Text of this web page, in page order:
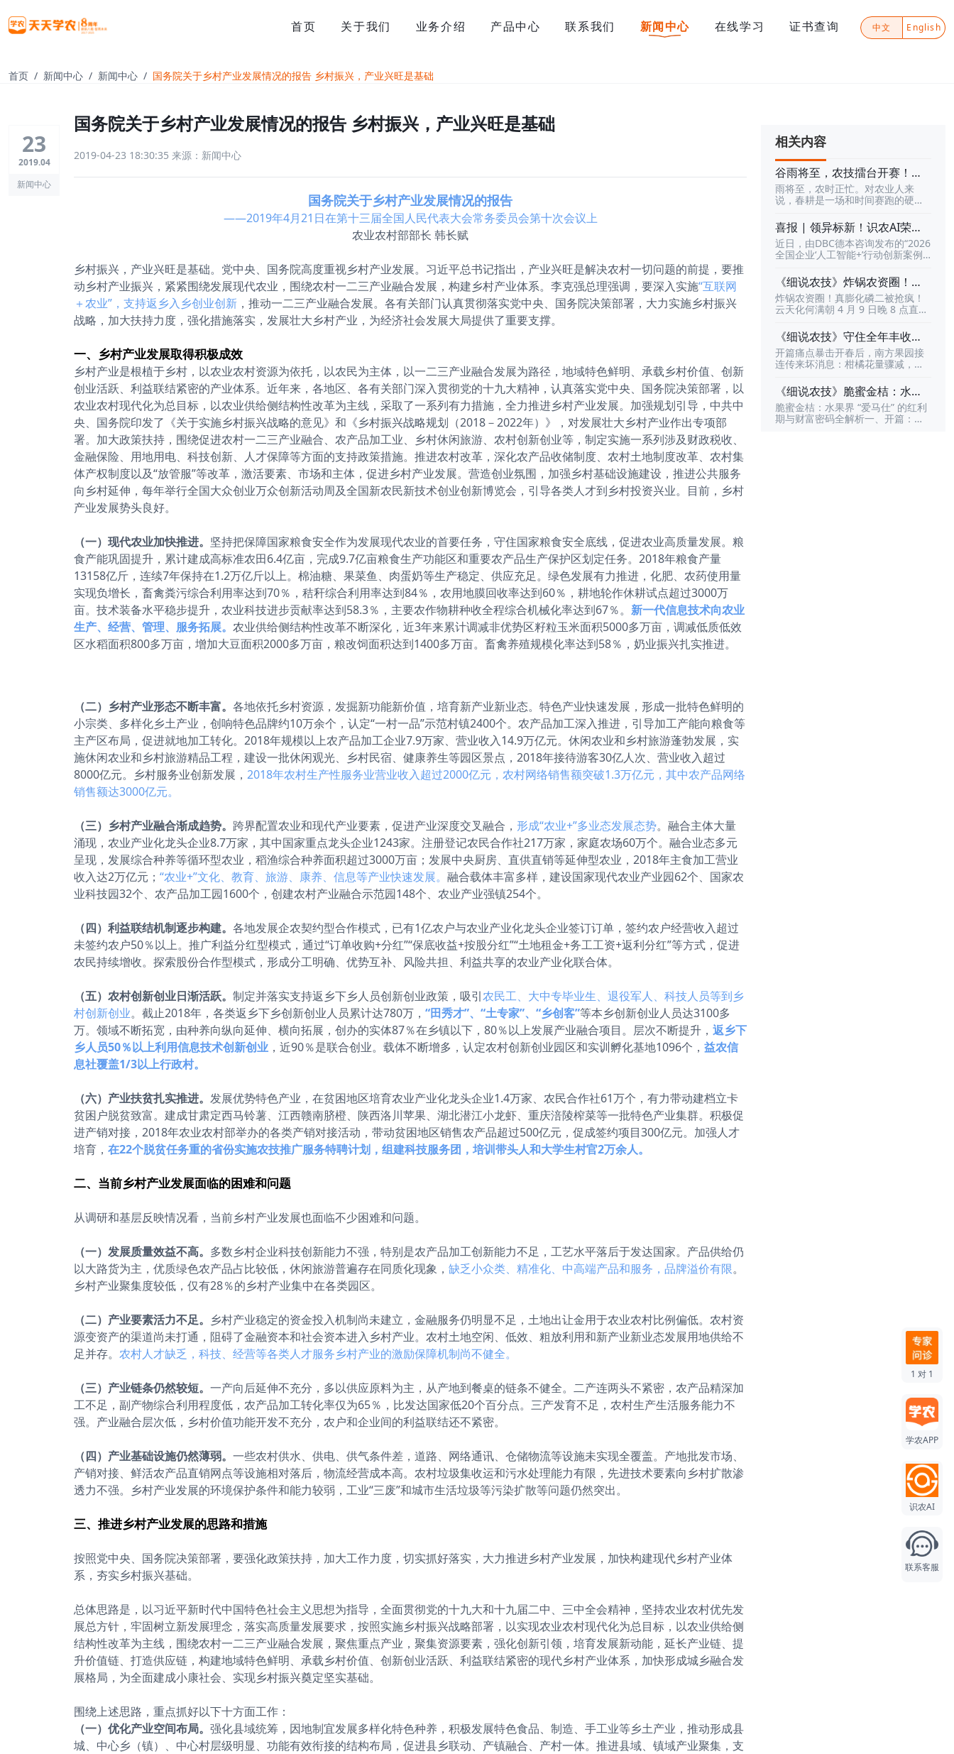
首页 关于我们 业务介绍 产品中心 联系我们 新闻中心 在线学习 证书查询 中文 English
首页 新闻中心 新闻中心 国务院关于乡村产业发展情况的报告 乡村振兴，产业兴旺是基础
23
2019.04
新闻中心
国务院关于乡村产业发展情况的报告 乡村振兴，产业兴旺是基础
2019-04-23 18:30:35 来源：新闻中心
国务院关于乡村产业发展情况的报告
——2019年4月21日在第十三届全国人民代表大会常务委员会第十次会议上
农业农村部部长 韩长赋
乡村振兴，产业兴旺是基础。党中央、国务院高度重视乡村产业发展。习近平总书记指出，产业兴旺是解决农村一切问题的前提，要推
动乡村产业振兴，紧紧围绕发展现代农业，围绕农村一二三产业融合发展，构建乡村产业体系。李克强总理强调，要深入实施“互联网
＋农业”，支持返乡入乡创业创新 ，推动一二三产业融合发展。各有关部门认真贯彻落实党中央、国务院决策部署，大力实施乡村振兴
战略，加大扶持力度，强化措施落实，发展壮大乡村产业，为经济社会发展大局提供了重要支撑。
一、乡村产业发展取得积极成效
乡村产业是根植于乡村，以农业农村资源为依托，以农民为主体，以一二三产业融合发展为路径，地域特色鲜明、承载乡村价值、创新
创业活跃、利益联结紧密的产业体系。近年来，各地区、各有关部门深入贯彻党的十九大精神，认真落实党中央、国务院决策部署，以
农业农村现代化为总目标，以农业供给侧结构性改革为主线，采取了一系列有力措施，全力推进乡村产业发展。加强规划引导，中共中
央、国务院印发了《关于实施乡村振兴战略的意见》和《乡村振兴战略规划（2018－2022年）》，对发展壮大乡村产业作出专项部
署。加大政策扶持，围绕促进农村一二三产业融合、农产品加工业、乡村休闲旅游、农村创新创业等，制定实施一系列涉及财政税收、
金融保险、用地用电、科技创新、人才保障等方面的支持政策措施。推进农村改革，深化农产品收储制度、农村土地制度改革、农村集
体产权制度以及“放管服”等改革，激活要素、市场和主体，促进乡村产业发展。营造创业氛围，加强乡村基础设施建设，推进公共服务
向乡村延伸，每年举行全国大众创业万众创新活动周及全国新农民新技术创业创新博览会，引导各类人才到乡村投资兴业。目前，乡村
产业发展势头良好。
（一）现代农业加快推进。 坚持把保障国家粮食安全作为发展现代农业的首要任务，守住国家粮食安全底线，促进农业高质量发展。粮
食产能巩固提升，累计建成高标准农田6.4亿亩，完成9.7亿亩粮食生产功能区和重要农产品生产保护区划定任务。2018年粮食产量
13158亿斤，连续7年保持在1.2万亿斤以上。棉油糖、果菜鱼、肉蛋奶等生产稳定、供应充足。绿色发展有力推进，化肥、农药使用量
实现负增长，畜禽粪污综合利用率达到70％，秸秆综合利用率达到84％，农用地膜回收率达到60％，耕地轮作休耕试点超过3000万
亩。技术装备水平稳步提升，农业科技进步贡献率达到58.3％，主要农作物耕种收全程综合机械化率达到67％。 新一代信息技术向农业
生产、经营、管理、服务拓展。 农业供给侧结构性改革不断深化，近3年来累计调减非优势区籽粒玉米面积5000多万亩，调减低质低效
区水稻面积800多万亩，增加大豆面积2000多万亩，粮改饲面积达到1400多万亩。畜禽养殖规模化率达到58％，奶业振兴扎实推进。
（二）乡村产业形态不断丰富。 各地依托乡村资源，发掘新功能新价值，培育新产业新业态。特色产业快速发展，形成一批特色鲜明的
小宗类、多样化乡土产业，创响特色品牌约10万余个，认定“一村一品”示范村镇2400个。农产品加工深入推进，引导加工产能向粮食等
主产区布局，促进就地加工转化。2018年规模以上农产品加工企业7.9万家、营业收入14.9万亿元。休闲农业和乡村旅游蓬勃发展，实
施休闲农业和乡村旅游精品工程，建设一批休闲观光、乡村民宿、健康养生等园区景点，2018年接待游客30亿人次、营业收入超过
8000亿元。乡村服务业创新发展， 2018年农村生产性服务业营业收入超过2000亿元，农村网络销售额突破1.3万亿元，其中农产品网络
销售额达3000亿元。
（三）乡村产业融合渐成趋势。 跨界配置农业和现代产业要素，促进产业深度交叉融合， 形成“农业+”多业态发展态势。融合主体大量
涌现，农业产业化龙头企业8.7万家，其中国家重点龙头企业1243家。注册登记农民合作社217万家，家庭农场60万个。融合业态多元
呈现，发展综合种养等循环型农业，稻渔综合种养面积超过3000万亩；发展中央厨房、直供直销等延伸型农业，2018年主食加工营业
收入达2万亿元； “农业+”文化、教育、旅游、康养、信息等产业快速发展。 融合载体丰富多样，建设国家现代农业产业园62个、国家农
业科技园32个、农产品加工园1600个，创建农村产业融合示范园148个、农业产业强镇254个。
（四）利益联结机制逐步构建。 各地发展企农契约型合作模式，已有1亿农户与农业产业化龙头企业签订订单，签约农户经营收入超过
未签约农户50％以上。推广利益分红型模式，通过“订单收购+分红”“保底收益+按股分红”“土地租金+务工工资+返利分红”等方式，促进
农民持续增收。探索股份合作型模式，形成分工明确、优势互补、风险共担、利益共享的农业产业化联合体。
（五）农村创新创业日渐活跃。 制定并落实支持返乡下乡人员创新创业政策，吸引农民工、大中专毕业生、退役军人、科技人员等到乡
村创新创业。截止2018年，各类返乡下乡创新创业人员累计达780万， “田秀才”、“土专家”、“乡创客”等本乡创新创业人员达3100多
万。领域不断拓宽，由种养向纵向延伸、横向拓展，创办的实体87％在乡镇以下，80％以上发展产业融合项目。层次不断提升， 返乡下
乡人员50％以上利用信息技术创新创业 ，近90％是联合创业。载体不断增多，认定农村创新创业园区和实训孵化基地1096个， 益农信
息社覆盖1/3以上行政村。
（六）产业扶贫扎实推进。 发展优势特色产业，在贫困地区培育农业产业化龙头企业1.4万家、农民合作社61万个，有力带动建档立卡
贫困户脱贫致富。建成甘肃定西马铃薯、江西赣南脐橙、陕西洛川苹果、湖北潜江小龙虾、重庆涪陵榨菜等一批特色产业集群。积极促
进产销对接，2018年农业农村部举办的各类产销对接活动，带动贫困地区销售农产品超过500亿元，促成签约项目300亿元。加强人才
培育， 在22个脱贫任务重的省份实施农技推广服务特聘计划，组建科技服务团，培训带头人和大学生村官2万余人。
二、当前乡村产业发展面临的困难和问题
从调研和基层反映情况看，当前乡村产业发展也面临不少困难和问题。
（一）发展质量效益不高。 多数乡村企业科技创新能力不强，特别是农产品加工创新能力不足，工艺水平落后于发达国家。产品供给仍
以大路货为主，优质绿色农产品占比较低，休闲旅游普遍存在同质化现象， 缺乏小众类、精准化、中高端产品和服务，品牌溢价有限。
乡村产业聚集度较低，仅有28％的乡村产业集中在各类园区。
（二）产业要素活力不足。 乡村产业稳定的资金投入机制尚未建立，金融服务仍明显不足，土地出让金用于农业农村比例偏低。农村资
源变资产的渠道尚未打通，阻碍了金融资本和社会资本进入乡村产业。农村土地空闲、低效、粗放利用和新产业新业态发展用地供给不
足并存。 农村人才缺乏，科技、经营等各类人才服务乡村产业的激励保障机制尚不健全。
（三）产业链条仍然较短。 一产向后延伸不充分，多以供应原料为主，从产地到餐桌的链条不健全。二产连两头不紧密，农产品精深加
工不足，副产物综合利用程度低，农产品加工转化率仅为65％，比发达国家低20个百分点。三产发育不足，农村生产生活服务能力不
强。产业融合层次低，乡村价值功能开发不充分，农户和企业间的利益联结还不紧密。
（四）产业基础设施仍然薄弱。 一些农村供水、供电、供气条件差，道路、网络通讯、仓储物流等设施未实现全覆盖。产地批发市场、
产销对接、鲜活农产品直销网点等设施相对落后，物流经营成本高。农村垃圾集收运和污水处理能力有限，先进技术要素向乡村扩散渗
透力不强。乡村产业发展的环境保护条件和能力较弱，工业“三废”和城市生活垃圾等污染扩散等问题仍然突出。
三、推进乡村产业发展的思路和措施
按照党中央、国务院决策部署，要强化政策扶持，加大工作力度，切实抓好落实，大力推进乡村产业发展，加快构建现代乡村产业体
系，夯实乡村振兴基础。
总体思路是，以习近平新时代中国特色社会主义思想为指导，全面贯彻党的十九大和十九届二中、三中全会精神，坚持农业农村优先发
展总方针，牢固树立新发展理念，落实高质量发展要求，按照实施乡村振兴战略部署，以实现农业农村现代化为总目标，以农业供给侧
结构性改革为主线，围绕农村一二三产业融合发展，聚焦重点产业，聚集资源要素，强化创新引领，培育发展新动能，延长产业链、提
升价值链、打造供应链，构建地域特色鲜明、承载乡村价值、创新创业活跃、利益联结紧密的现代乡村产业体系，加快形成城乡融合发
展格局，为全面建成小康社会、实现乡村振兴奠定坚实基础。
围绕上述思路，重点抓好以下十方面工作：
（一）优化产业空间布局。 强化县域统筹，因地制宜发展多样化特色种养，积极发展特色食品、制造、手工业等乡土产业，推动形成县
城、中心乡（镇）、中心村层级明显、功能有效衔接的结构布局，促进县乡联动、产镇融合、产村一体。推进县域、镇域产业聚集，支
相关内容
谷雨将至，农技擂台开赛！来
《识农AI》挑战全国农业高手
农业技术，赢每周豪礼与万元
雨将至，农时正忙。对农业人来
说，春耕是一场和时间赛跑的硬
是一次证明实力的时候。你对农业
知识到底懂多少？你对病虫害、防
治技术、土壤肥料、智慧农业、作
物种植这些内容，到底有多熟？你
一场真正的农技擂台？现在，机会
来了。《识农AI·谷雨耕学季》正式
开启！这不是一次普通的答题活
动，而是一场面向全国农业人的知
库，覆盖9大农业知识领域，每天都
能挑战，天天都能冲榜，和全国的
农技高手、种植能人、农业学霸同
台比拼，看看谁才是真正“最懂农业
上全国排行榜，还有每周豪礼、排
行榜奖励、万元大奖等
喜报 | 领异标新！识农AI荣膺2
026全国企业“人工智能+”行动
创新案例TOP100
近日，由DBC德本咨询发布的“2026
全国企业‘人工智能+’行动创新案例T
产业实战场、关注真实场景价值的
权威评选中，深圳市天天学农网络
科技有限公司凭借「“识农AI”基于多
模态大模型的田间地头AI应用实
评审结论！撕开产业痛点的口子，
做最懂农业的AI正如评选文章中所
言，中国AI的独特路径在于“场景驱
动、技术迭代”。我们不是拿着AI这
了广袤农田中千万农户面临的真实
难题，从而锻造出最契合农业场景
的技术利器。识农AI自诞生起，就
拒绝做停留在实验室里的“酷炫”模
《细说农技》炸锅农资圈！真
膨化磷二抢疯！云天化何满朝
直播拆解分辨用法禁忌｜4 月 9
炸锅农资圈！真膨化磷二被抢疯！
云天化何满朝 4 月 9 日晚 8 点直播
耕备肥正酣，农资市场迎来 “现象级
爆款”！一款真膨化磷酸二氢钾近期
在全国种植户圈彻底火出圈，多地
出现排队抢购、断货补货热潮，成
中的 “增产刚需”。然而，随着热度
飙升，市场乱象也层出不穷：假货
泛滥、真假难辨、用法不当导致肥
效全无、禁忌不清引发肥害…… 诸
《细说农技》守住全年丰收！
李军开讲南方果树保果技术，
｜3 月 26 日晚 8 点
开篇痛点暴击开春后，南方果园接
连传来坏消息：柑橘花量骤减，坐
期遇冷，幼果一碰就掉；槟榔保果
药越用越乱，产量反而连年下滑……
无数果农盯着稀疏的枝条叹气：“花
少果难保，今年又要白干了？”别
《细说农技》脆蜜金桔：水果
界 “爱马仕” 的泡沫，还是真红
利？19日晚8点！
脆蜜金桔：水果界 “爱马仕” 的红利
期与财富密码全解析一、开篇：戳
1 对 1
学农APP
识农AI
联系客服